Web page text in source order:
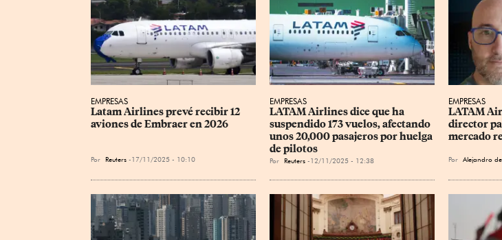
EMPRESAS
Latam Airlines prevé recibir 12
aviones de Embraer en 2026
Por Reuters 17/11/2025 - 10:10
EMPRESAS
LATAM Airlines dice que ha
suspendido 173 vuelos, afectando
unos 20,000 pasajeros por huelga
de pilotos
Por Reuters 12/11/2025 - 12:38
EMPRESAS
LATAM
director
mercado
Por Alejandro